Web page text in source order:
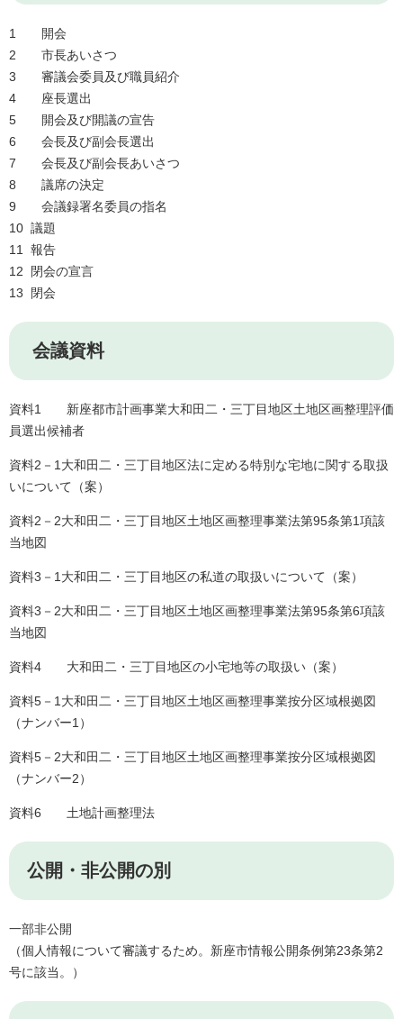
1 開会
2 市長あいさつ
3 審議会委員及び職員紹介
4 座長選出
5 開会及び開議の宣告
6 会長及び副会長選出
7 会長及び副会長あいさつ
8 議席の決定
9 会議録署名委員の指名
10 議題
11 報告
12 閉会の宣言
13 閉会
会議資料
資料1 新座都市計画事業大和田二・三丁目地区土地区画整理評価
員選出候補者
資料2－1大和田二・三丁目地区法に定める特別な宅地に関する取扱
いについて（案）
資料2－2大和田二・三丁目地区土地区画整理事業法第95条第1項該
当地図
資料3－1大和田二・三丁目地区の私道の取扱いについて（案）
資料3－2大和田二・三丁目地区土地区画整理事業法第95条第6項該
当地図
資料4 大和田二・三丁目地区の小宅地等の取扱い（案）
資料5－1大和田二・三丁目地区土地区画整理事業按分区域根拠図
（ナンバー1）
資料5－2大和田二・三丁目地区土地区画整理事業按分区域根拠図
（ナンバー2）
資料6 土地計画整理法
公開・非公開の別
一部非公開
（個人情報について審議するため。新座市情報公開条例第23条第2
号に該当。）